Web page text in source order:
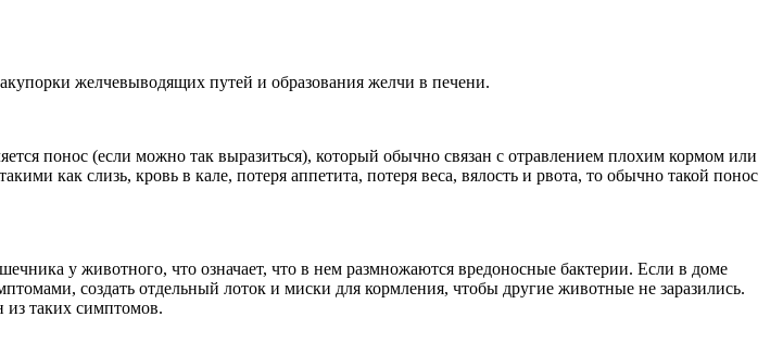
желчевыводящих путей и образования желчи в печени.
понос (если можно так выразиться), который обычно связан с отравлением плохим кормом или
как слизь, кровь в кале, потеря аппетита, потеря веса, вялость и рвота, то обычно такой понос
у животного, что означает, что в нем размножаются вредоносные бактерии. Если в доме
создать отдельный лоток и миски для кормления, чтобы другие животные не заразились.
из таких симптомов.